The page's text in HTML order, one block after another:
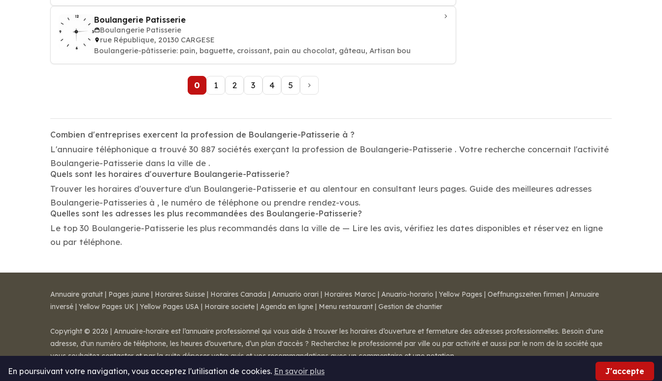
Boulangerie Patisserie
Boulangerie Patisserie
rue République, 20130 CARGESE
Boulangerie-pâtisserie: pain, baguette, croissant, pain au chocolat, gâteau, Artisan bou
0 1 2 3 4 5
Combien d'entreprises exercent la profession de Boulangerie-Patisserie à ?
L'annuaire téléphonique a trouvé 30 887 sociétés exerçant la profession de Boulangerie-Patisserie . Votre recherche concernait l'activité
Boulangerie-Patisserie dans la ville de .
Quels sont les horaires d'ouverture Boulangerie-Patisserie?
Trouver les horaires d'ouverture d'un Boulangerie-Patisserie et au alentour en consultant leurs pages. Guide des meilleures adresses
Boulangerie-Patisseries à , le numéro de téléphone ou prendre rendez-vous.
Quelles sont les adresses les plus recommandées des Boulangerie-Patisserie?
Le top 30 Boulangerie-Patisserie les plus recommandés dans la ville de — Lire les avis, vérifiez les dates disponibles et réservez en ligne
ou par téléphone.
En poursuivant votre navigation, vous acceptez l'utilisation de cookies. En savoir plus J'accepte
Annuaire gratuit | Pages jaune | Horaires Suisse | Horaires Canada | Annuario orari | Horaires Maroc | Anuario-horario | Yellow Pages | Oeffnungszeiten firmen | Annuaire
inversé | Yellow Pages UK | Yellow Pages USA | Horaire societe | Agenda en ligne | Menu restaurant | Gestion de chantier
Copyright © 2026 | Annuaire-horaire est l’annuaire professionnel qui vous aide à trouver les horaires d’ouverture et fermeture des adresses professionnelles. Besoin d'une
adresse, d'un numéro de téléphone, les heures d’ouverture, d’un plan d'accès ? Recherchez le professionnel par ville ou par activité et aussi par le nom de la société que
vous souhaitez contacter et par la suite déposer votre avis et vos recommandations avec un commentaire et une notation.
Mentions légales-Conditions de ventes- Contact